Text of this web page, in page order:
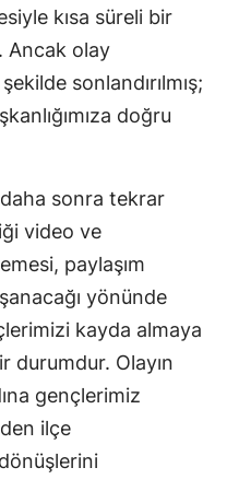
kısa süreli bir
Ancak olay
sonlandırılmış;
doğru
sonra tekrar
video ve
paylaşım
yönünde
kayda almaya
durumdur. Olayın
gençlerimiz
ilçe